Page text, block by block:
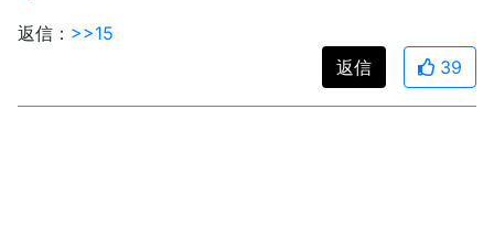
返信： >>15
返信
39